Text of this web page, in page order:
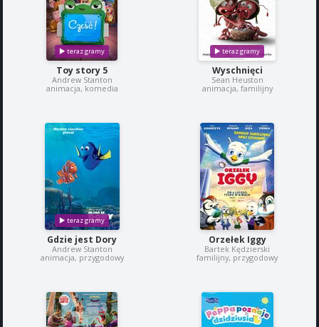
Toy story 5
Andrew Stanton
animacja, komedia
Wyschnięci
Sean Heuston
animacja, familijny
Gdzie jest Dory
Andrew Stanton
animacja, przygodowy
Orzełek Iggy
Bartek Kędzierski
familijny, przygodowy